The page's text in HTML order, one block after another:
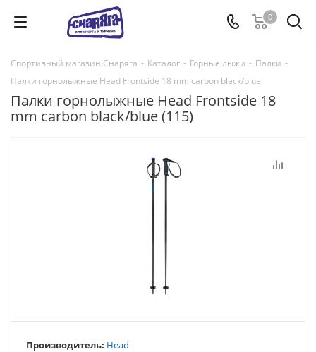
0
Спортивный магазин Снаряга - Каталог - Горные лыжи - Палки -
Палки горнолыжные Head Frontside 18 mm carbon black/blue
Палки горнолыжные Head Frontside 18
mm carbon black/blue (115)
Производитель: Head